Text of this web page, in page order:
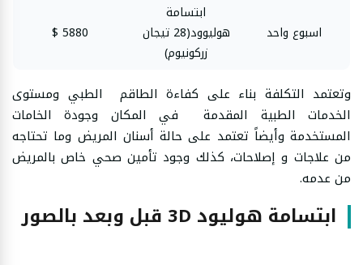
اسبوع واحد
ابتسامة
هوليوود(28 تيجان
زركونيوم)
وتعتمد التكلفة بناء على كفاءة الطاقم الطبي ومستوى
الخدمات الطبية المقدمة في المكان وجودة الخامات
المستخدمة وأيضاً تعتمد على حالة أسنان المريض وما تحتاجه
من علاجات و إصلاحات، كذلك وجود تأمين صحي خاص بالمريض
من عدمه.
ابتسامة هوليود 3D قبل وبعد بالصور